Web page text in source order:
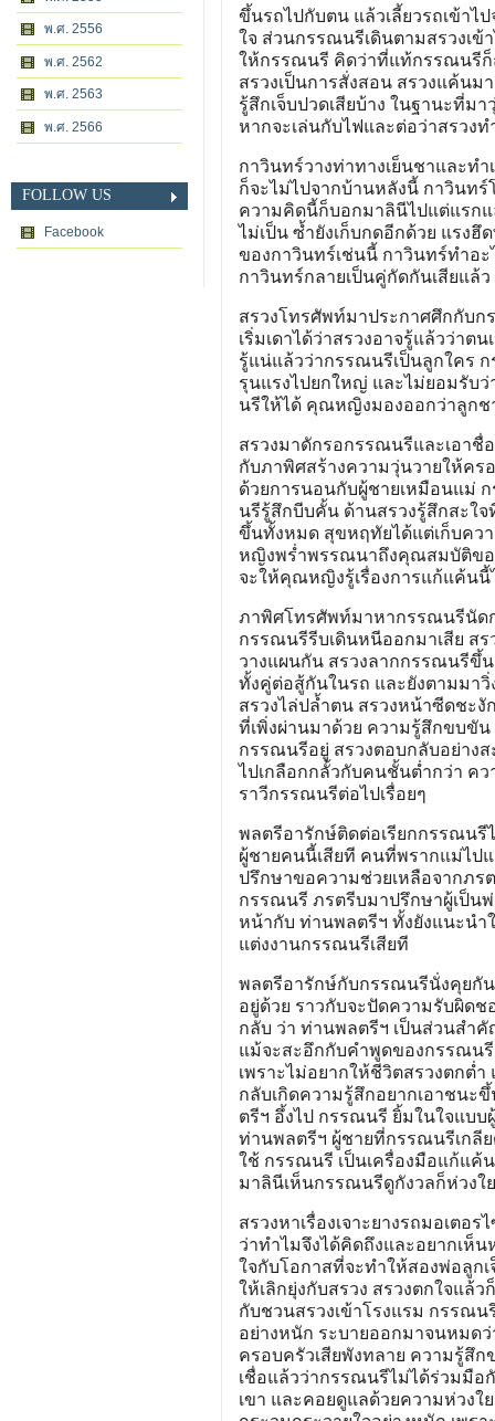
พ.ศ. 2556
พ.ศ. 2562
พ.ศ. 2563
พ.ศ. 2566
FOLLOW US
Facebook
ขึ้นรถไปกับตน แล้วเลี้ยวรถเข้า
ใจ ส่วนกรรณนรีเดินตามสรวงเข้
ให้กรรณนรี คิดว่าที่แท้กรรณนรีก็
สรวงเป็นการสั่งสอน สรวงแค้น
รู้สึกเจ็บปวดเสียบ้าง ในฐานะที่
หากจะเล่นกับไฟและต่อว่าสรวง
กาวินทร์วางท่าทางเย็นชาและท
ก็จะไม่ไปจากบ้านหลังนี้ กาวินท
ความคิดนี้ก็บอกมาลินีไปแต่แรก
ไม่เป็น ซ้ำยังเก็บกดอีกด้วย แรง
ของกาวินทร์เช่นนี้ กาวินทร์ทำอ
กาวินทร์กลายเป็นคู่กัดกันเสียแล้
สรวงโทรศัพท์มาประกาศศึกกับก
เริ่มเดาได้ว่าสรวงอาจรู้แล้วว่า
รู้แน่แล้วว่ากรรณนรีเป็นลูกใคร
รุนแรงไปยกใหญ่ และไม่ยอมรับ
นรีให้ได้ คุณหญิงมองออกว่าลูกช
สรวงมาดักรอกรรณนรีและเอาชื่
กับภาพิศสร้างความวุ่นวายให้คร
ด้วยการนอนกับผู้ชายเหมือนแม่
นรีรู้สึกบีบคั้น ด้านสรวงรู้สึกสะใ
ขึ้นทั้งหมด สุขหฤทัยได้แต่เก็บค
หญิงพร่ำพรรณนาถึงคุณสมบัติขอ
จะให้คุณหญิงรู้เรื่องการแก้แค้นนี้
ภาพิศโทรศัพท์มาหากรรณนรีนัด
กรรณนรีรีบเดินหนีออกมาเสีย ส
วางแผนกัน สรวงลากกรรณนรีขึ้
ทั้งคู่ต่อสู้กันในรถ และยังตามมา
สรวงไล่ปล้ำตน สรวงหน้าซีดชะ
ที่เพิ่งผ่านมาด้วย ความรู้สึกขบขัน
กรรณนรีอยู่ สรวงตอบกลับอย่าง
ไปเกลือกกลั้วกับคนชั้นต่ำกว่า ค
ราวีกรรณนรีต่อไปเรื่อยๆ
พลตรีอารักษ์ติดต่อเรียกกรรณนรี
ผู้ชายคนนี้เสียที คนที่พรากแม่ไป
ปรึกษาขอความช่วยเหลือจากภร
กรรณนรี ภรตรีบมาปรึกษาผู้เป็น
หน้ากับ ท่านพลตรีฯ ทั้งยังแนะนำ
แต่งงานกรรณนรีเสียที
พลตรีอารักษ์กับกรรณนรีนั่งคุยกั
อยู่ด้วย ราวกับจะปัดความรับผิด
กลับ ว่า ท่านพลตรีฯ เป็นส่วนสำ
แม้จะสะอึกกับคำพูดของกรรณน
เพราะไม่อยากให้ชีวิตสรวงตกต่
กลับเกิดความรู้สึกอยากเอาชนะ
ตรีฯ อึ้งไป กรรณนรี ยิ้มในใจแบ
ท่านพลตรีฯ ผู้ชายที่กรรณนรีเกลี
ใช้ กรรณนรี เป็นเครื่องมือแก้แค้
มาลินีเห็นกรรณนรีดูกังวลก็ห่วงใ
สรวงหาเรื่องเจาะยางรถมอเตอ
ว่าทำไมจึงได้คิดถึงและอยากเห็
ใจกับโอกาสที่จะทำให้สองพ่อลูก
ให้เลิกยุ่งกับสรวง สรวงตกใจแล้
กับชวนสรวงเข้าโรงแรม กรรณ
อย่างหนัก ระบายออกมาจนหมด
ครอบครัวเสียพังทลาย ความรู้สึ
เชื่อแล้วว่ากรรณนรีไม่ได้ร่วมมื
เขา และคอยดูแลด้วยความห่วง